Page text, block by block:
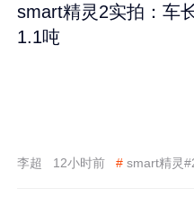
smart精灵2实拍：车
1.1吨
李超 12小时前 # smart精灵